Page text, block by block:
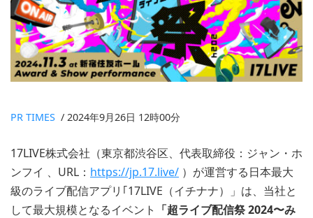
PR TIMES / 2024年9月26日 12時00分
17LIVE株式会社（東京都渋谷区、代表取締役：ジャン・ホ
ンフイ 、URL： https://jp.17.live/ ）が運営する日本最大
級のライブ配信アプリ｢17LIVE（イチナナ）」は、当社と
して最大規模となるイベント 「超ライブ配信祭 2024〜み